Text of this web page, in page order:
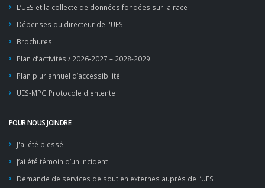
L’UES et la collecte de données fondées sur la race
Dépenses du directeur de l'UES
Brochures
Plan d’activités / 2026-2027 – 2028-2029
Plan pluriannuel d’accessibilité
UES-MPG Protocole d'entente
POUR NOUS JOINDRE
J'ai été blessé
J’ai été témoin d’un incident
Demande de services de soutien externes auprès de l’UES